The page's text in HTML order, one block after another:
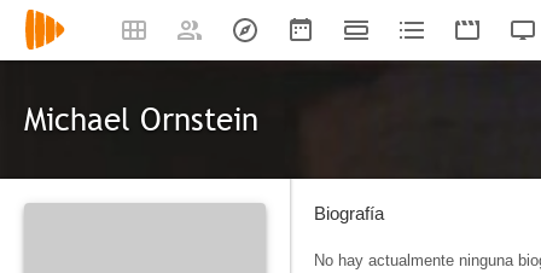
Michael Ornstein
Biografía
No hay actualmente ninguna